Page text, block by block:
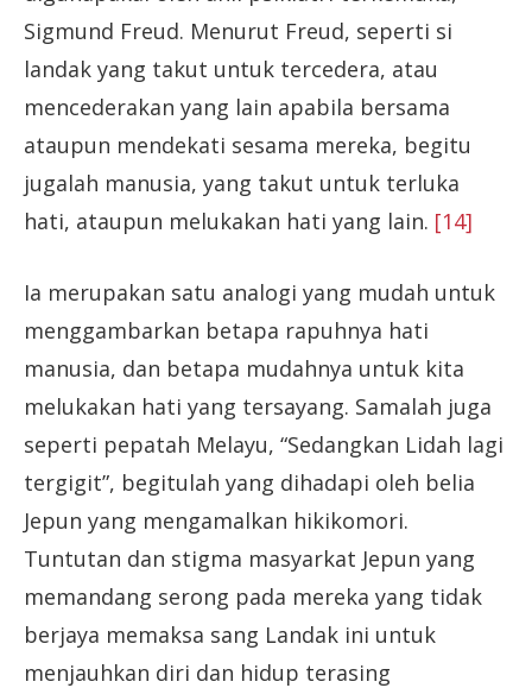
Sigmund Freud. Menurut Freud, seperti si
landak yang takut untuk tercedera, atau
mencederakan yang lain apabila bersama
ataupun mendekati sesama mereka, begitu
jugalah manusia, yang takut untuk terluka
hati, ataupun melukakan hati yang lain. [14]
Ia merupakan satu analogi yang mudah untuk
menggambarkan betapa rapuhnya hati
manusia, dan betapa mudahnya untuk kita
melukakan hati yang tersayang. Samalah juga
seperti pepatah Melayu, “Sedangkan Lidah lagi
tergigit”, begitulah yang dihadapi oleh belia
Jepun yang mengamalkan hikikomori.
Tuntutan dan stigma masyarkat Jepun yang
memandang serong pada mereka yang tidak
berjaya memaksa sang Landak ini untuk
menjauhkan diri dan hidup terasing